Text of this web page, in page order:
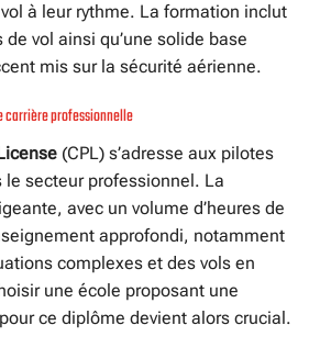
à leur rythme. La formation inclut
de vol ainsi qu’une solide base
mis sur la sécurité aérienne.
carrière professionnelle
(CPL) s’adresse aux pilotes
secteur professionnel. La
avec un volume d’heures de
approfondi, notamment
complexes et des vols en
une école proposant une
pour ce diplôme devient alors crucial.